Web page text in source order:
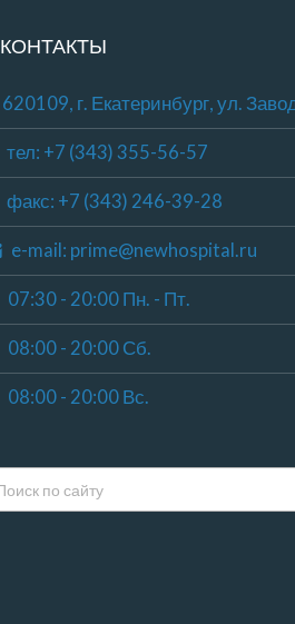
КОНТАКТЫ
620109, г. Екатеринбург, ул.
тел: +7 (343) 355-56-57
факс: +7 (343) 246-39-28
e-mail: prime@newhospital.ru
07:30 - 20:00 Пн. - Пт.
08:00 - 20:00 Сб.
08:00 - 20:00 Вс.